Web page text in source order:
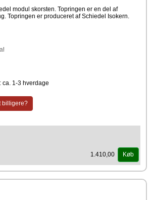
modul skorsten. Topringen er en del af
Topringen er produceret af Schiedel Isokern.
ca. 1-3 hverdage
billigere?
1.410,00 Køb